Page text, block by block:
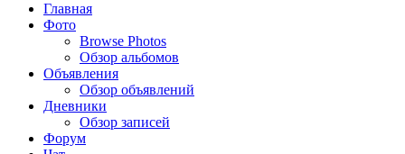
Главная
Фото
Browse Photos
Обзор альбомов
Объявления
Обзор объявлений
Дневники
Обзор записей
Форум